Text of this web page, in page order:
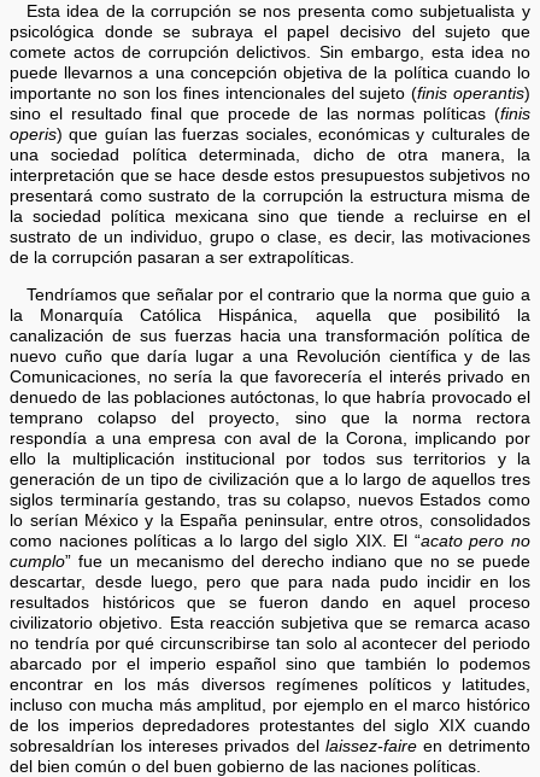
Esta idea de la corrupción se nos presenta como subjetualista y
psicológica donde se subraya el papel decisivo del sujeto que
comete actos de corrupción delictivos. Sin embargo, esta idea no
puede llevarnos a una concepción objetiva de la política cuando lo
importante no son los fines intencionales del sujeto (finis operantis)
sino el resultado final que procede de las normas políticas (finis
operis) que guían las fuerzas sociales, económicas y culturales de
una sociedad política determinada, dicho de otra manera, la
interpretación que se hace desde estos presupuestos subjetivos no
presentará como sustrato de la corrupción la estructura misma de
la sociedad política mexicana sino que tiende a recluirse en el
sustrato de un individuo, grupo o clase, es decir, las motivaciones
de la corrupción pasaran a ser extrapolíticas.
Tendríamos que señalar por el contrario que la norma que guio a
la Monarquía Católica Hispánica, aquella que posibilitó la
canalización de sus fuerzas hacia una transformación política de
nuevo cuño que daría lugar a una Revolución científica y de las
Comunicaciones, no sería la que favorecería el interés privado en
denuedo de las poblaciones autóctonas, lo que habría provocado el
temprano colapso del proyecto, sino que la norma rectora
respondía a una empresa con aval de la Corona, implicando por
ello la multiplicación institucional por todos sus territorios y la
generación de un tipo de civilización que a lo largo de aquellos tres
siglos terminaría gestando, tras su colapso, nuevos Estados como
lo serían México y la España peninsular, entre otros, consolidados
como naciones políticas a lo largo del siglo XIX. El “acato pero no
cumplo” fue un mecanismo del derecho indiano que no se puede
descartar, desde luego, pero que para nada pudo incidir en los
resultados históricos que se fueron dando en aquel proceso
civilizatorio objetivo. Esta reacción subjetiva que se remarca acaso
no tendría por qué circunscribirse tan solo al acontecer del periodo
abarcado por el imperio español sino que también lo podemos
encontrar en los más diversos regímenes políticos y latitudes,
incluso con mucha más amplitud, por ejemplo en el marco histórico
de los imperios depredadores protestantes del siglo XIX cuando
sobresaldrían los intereses privados del laissez-faireen detrimento
del bien común o del buen gobierno de las naciones políticas.